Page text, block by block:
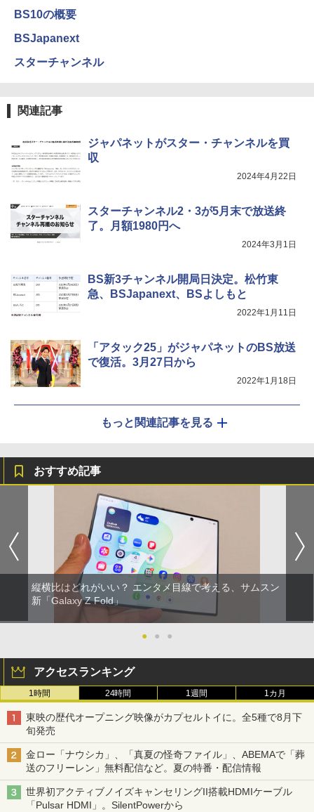
BS10の概要
BSJapanext
スターチャンネル
関連記事
ジャパネットがスター・チャンネルを買
収
2024年4月22日
スターチャンネル2・3が5月末で放送終
了。月額1980円へ
2024年3月1日
BS新3チャンネル開局日決定。松竹東
急、BSJapanext、BSよしもと
2022年1月11日
「アタック25」がジャパネットのBS放送
で復活。3月27日から
2022年1月18日
もっと関連記事を見る
おすすめ記事
縦横比はどれがいい？ エンタメ目線で考える、サムスン
新「Galaxy Z Fold」
● ● ●
アクセスランキング
1時間 24時間 1週間 1カ月
東映の歴代オープニング映像がカプセルトイに。全5種で8月下
旬発売
金ロー「ナウシカ」、「真夏の怪奇ファイル」、ABEMAで「葬
送のフリーレン」無料配信など。夏の特番・配信情報
世界初アクティブノイズキャンセリングII搭載HDMIケーブル
「Pulsar HDMI」。SilentPowerから